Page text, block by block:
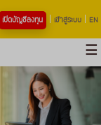
เปิดบัญชีลงทุน เข้าสู่ระบบ EN